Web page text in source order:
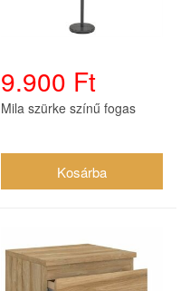
9.900 Ft
Mila szürke színű fogas